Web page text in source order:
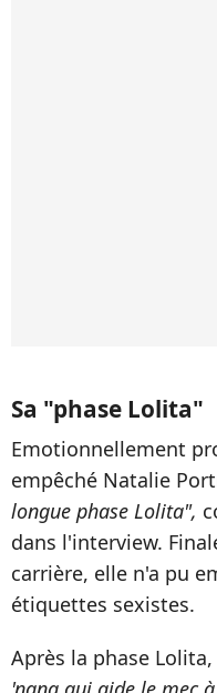
Sa "phase Lolita"
Emotionnellement
empêché Natalie
longue phase Lolita",
dans l'interview.
carrière, elle n'a pu
étiquettes sexistes.
Après la phase Lolita,